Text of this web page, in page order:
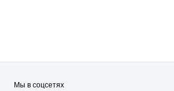
Мы в соцсетях